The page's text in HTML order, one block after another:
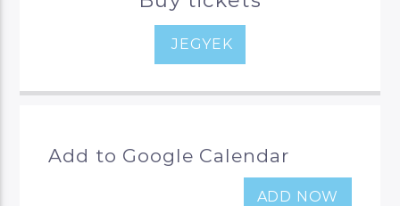
JEGYEK
Add to Google Calendar
ADD NOW